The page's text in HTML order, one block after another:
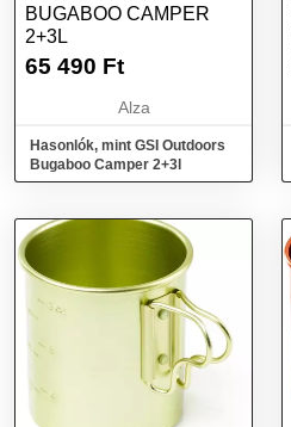
BUGABOO CAMPER
2+3L
65 490 Ft
Alza
Hasonlók, mint GSI Outdoors
Bugaboo Camper 2+3l